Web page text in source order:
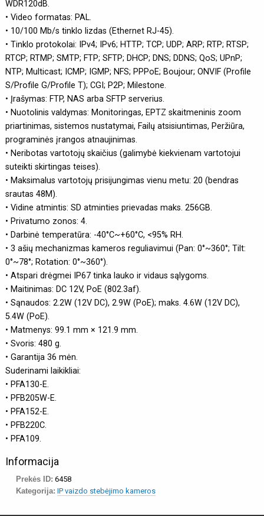
WDR120dB.
• Video formatas: PAL.
• 10/100 Mb/s tinklo lizdas (Ethernet RJ-45).
• Tinklo protokolai: IPv4; IPv6; HTTP; TCP; UDP; ARP; RTP; RTSP;
RTCP; RTMP; SMTP; FTP; SFTP; DHCP; DNS; DDNS; QoS; UPnP;
NTP; Multicast; ICMP; IGMP; NFS; PPPoE; Boujour; ONVIF (Profile
S/Profile G/Profile T); CGI; P2P; Milestone.
• Įrašymas: FTP, NAS arba SFTP serverius.
• Nuotolinis valdymas: Monitoringas, EPTZ skaitmeninis zoom
priartinimas, sistemos nustatymai, Failų atsisiuntimas, Peržiūra,
programinės įrangos atnaujinimas.
• Neribotas vartotojų skaičius (galimybė kiekvienam vartotojui
suteikti skirtingas teises).
• Maksimalus vartotojų prisijungimas vienu metu: 20 (bendras
srautas 48M).
• Vidine atmintis: SD atminties prievadas maks. 256GB.
• Privatumo zonos: 4.
• Darbinė temperatūra: -40°C~+60°C, <95% RH.
• 3 ašių mechanizmas kameros reguliavimui (Pan: 0°~360°; Tilt:
0°~78°; Rotation: 0°~360°).
• Atspari drėgmei IP67 tinka lauko ir vidaus sąlygoms.
• Maitinimas: DC 12V, PoE (802.3af).
• Sąnaudos: 2.2W (12V DC), 2.9W (PoE); maks. 4.6W (12V DC),
5.4W (PoE).
• Matmenys: 99.1 mm × 121.9 mm.
• Svoris: 480 g.
• Garantija 36 mėn.
Suderinami laikikliai:
• PFA130-E.
• PFB205W-E.
• PFA152-E.
• PFB220C.
• PFA109.
Informacija
Prekės ID: 6458
Kategorija: IP vaizdo stebėjimo kameros